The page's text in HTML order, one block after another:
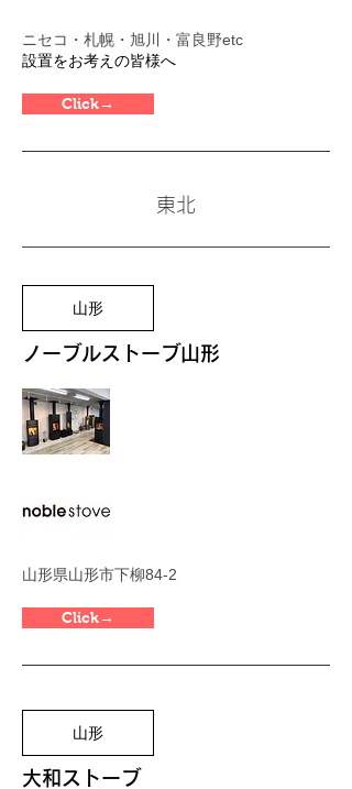
ニセコ・札幌・旭川・富良野etc
​設置をお考えの皆様へ
Click→
東北
山形
ノーブルストーブ山形
山形県山形市下柳84-2
Click→
山形
大和ストーブ